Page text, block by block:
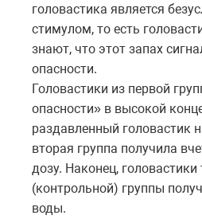
головастика является
стимулом, то есть
знают, что этот запах
опасности.
Головастики из первой
опасности» в высокой
раздавленный головастик
вторая группа получила
дозу. Наконец, головастики
(контрольной) группы
воды.